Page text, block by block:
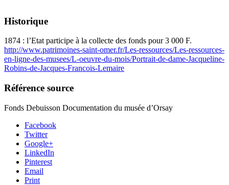
Historique
1874 : l’Etat participe à la collecte des fonds pour 3 000 F.
http://www.patrimoines-saint-omer.fr/Les-ressources/Les-ressources-
en-ligne-des-musees/L-oeuvre-du-mois/Portrait-de-dame-Jacqueline-
Robins-de-Jacques-Francois-Lemaire
Référence source
Fonds Debuisson Documentation du musée d’Orsay
Facebook
Twitter
Google+
LinkedIn
Pinterest
Email
Print